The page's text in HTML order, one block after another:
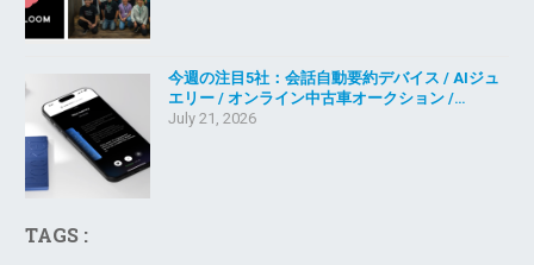
今週の注目5社：会話自動要約デバイス / AIジュ
エリー / オンライン中古車オークション /…
July 21, 2026
TAGS :